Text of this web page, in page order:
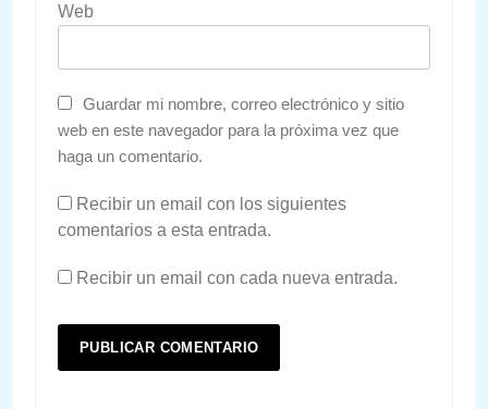
Web
Guardar mi nombre, correo electrónico y sitio
web en este navegador para la próxima vez que
haga un comentario.
Recibir un email con los siguientes
comentarios a esta entrada.
Recibir un email con cada nueva entrada.